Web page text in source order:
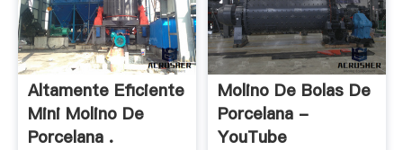
Altamente Eficiente
Mini Molino De
Porcelana .
Molino De Bolas De
Porcelana -
YouTube